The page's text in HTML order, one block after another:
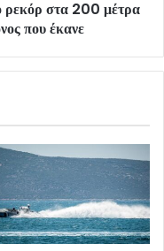
ρεκόρ στα 200 μέτρα
που έκανε